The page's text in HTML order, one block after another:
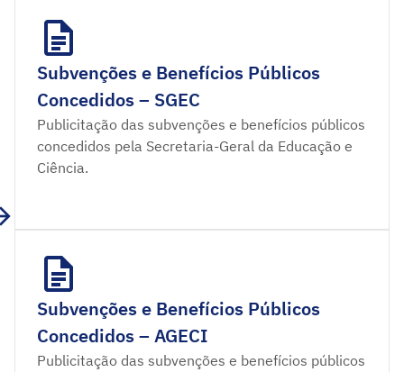
Subvenções e Benefícios Públicos
Concedidos – SGEC
Publicitação das subvenções e benefícios públicos
concedidos pela Secretaria-Geral da Educação e
Ciência.
Subvenções e Benefícios Públicos
Concedidos – AGECI
Publicitação das subvenções e benefícios públicos